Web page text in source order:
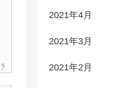
2021年4月
2021年3月
2021年2月